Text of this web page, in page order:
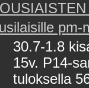
pm-
30.7-1.8
15v. P14-
tuloksella